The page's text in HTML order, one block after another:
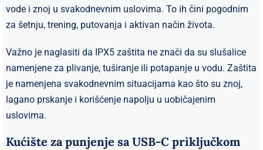
vode i znoj u svakodnevnim uslovima. To ih čini pogodnim
za šetnju, trening, putovanja i aktivan način života.
Važno je naglasiti da IPX5 zaštita ne znači da su slušalice
namenjene za plivanje, tuširanje ili potapanje u vodu. Zaštita
je namenjena svakodnevnim situacijama kao što su znoj,
lagano prskanje i korišćenje napolju u uobičajenim
uslovima.
Kućište za punjenje sa USB-C priključkom